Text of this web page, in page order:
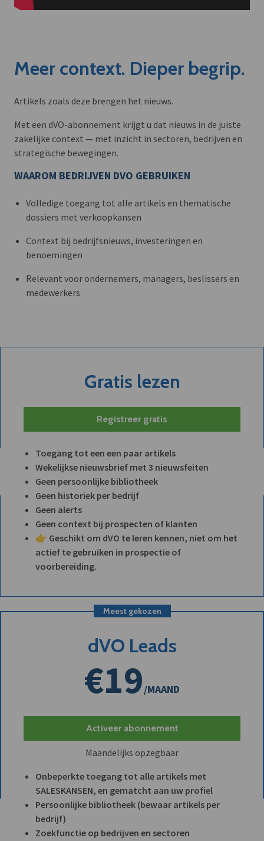
Meer context. Dieper begrip.
Artikels zoals deze brengen het nieuws.
Met een dVO-abonnement krijgt u dat nieuws in de juiste
zakelijke context — met inzicht in sectoren, bedrijven en
strategische bewegingen.
WAAROM BEDRIJVEN DVO GEBRUIKEN
Volledige toegang tot alle artikels en thematische
dossiers met verkoopkansen
Context bij bedrijfsnieuws, investeringen en
benoemingen
Relevant voor ondernemers, managers, beslissers en
medewerkers
Gratis lezen
Registreer gratis
Toegang tot een een paar artikels
Wekelijkse nieuwsbrief met 3 nieuwsfeiten
Geen persoonlijke bibliotheek
Geen historiek per bedrijf
Geen alerts
Geen context bij prospecten of klanten
👉 Geschikt om dVO te leren kennen, niet om het
actief te gebruiken in prospectie of
voorbereiding.
Meest gekozen
dVO Leads
€19/MAAND
Activeer abonnement
Maandelijks opzegbaar
Onbeperkte toegang tot alle artikels met
SALESKANSEN, en gematcht aan uw profiel
Persoonlijke bibliotheek (bewaar artikels per
bedrijf)
Zoekfunctie op bedrijven en sectoren